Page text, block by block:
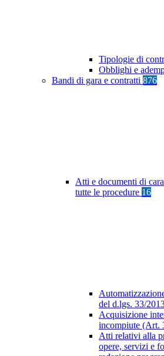
Tipologie di
Obblighi e
Bandi di gara e contratti 876
Atti e documenti di
tutte le procedure 16
del d.lgs. 33/
Acquisizione
incompiute (Art.
Atti relativi alla
opere, servizi e